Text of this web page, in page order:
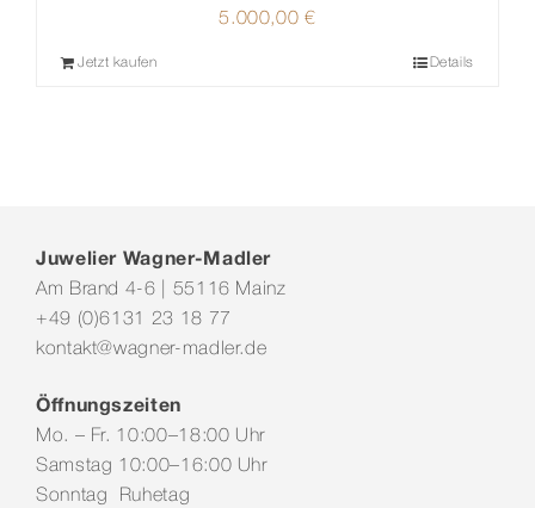
5.000,00€
Jetzt kaufen Details
Juwelier Wagner-Madler
Am Brand 4-6 | 55116 Mainz
+49 (0)6131 23 18 77
kontakt@wagner-madler.de
Öffnungszeiten
Mo. – Fr. 10:00–18:00 Uhr
Samstag 10:00–16:00 Uhr
Sonntag Ruhetag